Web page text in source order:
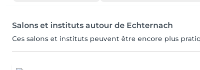
Salons et instituts autour de Echternach
Ces salons et instituts peuvent être encore plus